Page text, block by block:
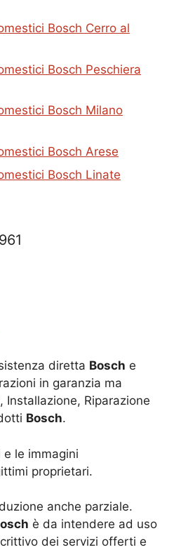
Bosch Cerro al
Bosch Peschiera
Bosch Milano
Bosch Arese
Bosch Linate
diretta Bosch e
in garanzia ma
Riparazione
Bosch.
le immagini
proprietari.
anche parziale.
è da intendere ad uso
dei servizi offerti e